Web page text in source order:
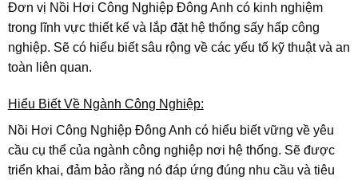
Đơn vị Nồi Hơi Công Nghiệp Đông Anh có kinh nghiệm
trong lĩnh vực thiết kế và lắp đặt hệ thống sấy hấp công
nghiệp. Sẽ có hiểu biết sâu rộng về các yếu tố kỹ thuật và an
toàn liên quan.
Hiểu Biết Về Ngành Công Nghiệp:
Nồi Hơi Công Nghiệp Đông Anh có hiểu biết vững về yêu
cầu cụ thể của ngành công nghiệp nơi hệ thống. Sẽ được
triển khai, đảm bảo rằng nó đáp ứng đúng nhu cầu và tiêu